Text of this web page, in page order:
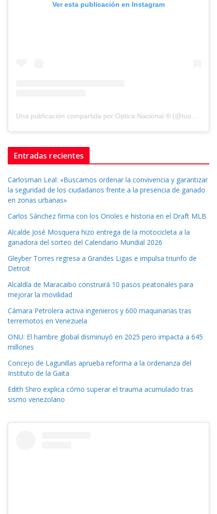
Ver esta publicación en Instagram
Una publicación compartida por Optica Nacional ® (@tuopticanacional)
Entradas recientes
Carlosman Leal: «Buscamos ordenar la convivencia y garantizar
la seguridad de los ciudadanos frente a la presencia de ganado
en zonas urbanas»
Carlos Sánchez firma con los Orioles e historia en el Draft MLB
Alcalde José Mosquera hizo entrega de la motocicleta a la
ganadora del sorteo del Calendario Mundial 2026
Gleyber Torres regresa a Grandes Ligas e impulsa triunfo de
Detroit
Alcaldía de Maracaibo construirá 10 pasos peatonales para
mejorar la movilidad
Cámara Petrolera activa ingenieros y 600 maquinarias tras
terremotos en Venezuela
ONU: El hambre global disminuyó en 2025 pero impacta a 645
millones
Concejo de Lagunillas aprueba reforma a la ordenanza del
Instituto de la Gaita
Edith Shiro explica cómo superar el trauma acumulado tras
sismo venezolano